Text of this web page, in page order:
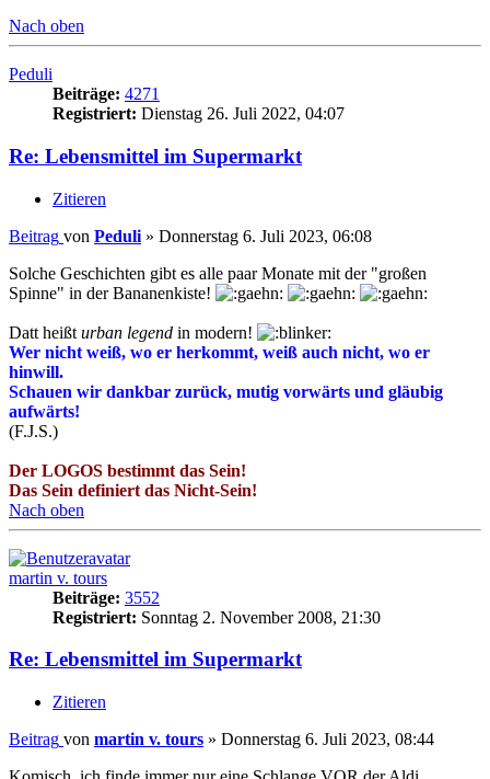
Nach oben
Peduli
Beiträge: 4271
Registriert: Dienstag 26. Juli 2022, 04:07
Re: Lebensmittel im Supermarkt
Zitieren
Beitrag von Peduli » Donnerstag 6. Juli 2023, 06:08
Solche Geschichten gibt es alle paar Monate mit der "großen
Spinne" in der Bananenkiste!
Datt heißt urban legend in modern!
Wer nicht weiß, wo er herkommt, weiß auch nicht, wo er
hinwill.
Schauen wir dankbar zurück, mutig vorwärts und gläubig
aufwärts!
(F.J.S.)
Der LOGOS bestimmt das Sein!
Das Sein definiert das Nicht-Sein!
Nach oben
martin v. tours
Beiträge: 3552
Registriert: Sonntag 2. November 2008, 21:30
Re: Lebensmittel im Supermarkt
Zitieren
Beitrag von martin v. tours » Donnerstag 6. Juli 2023, 08:44